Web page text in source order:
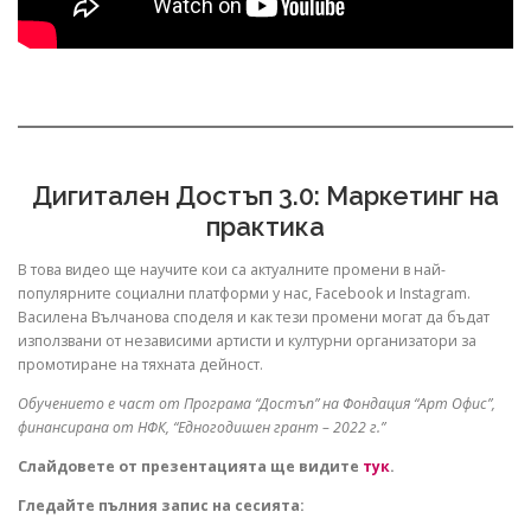
Дигитален Достъп 3.0: Маркетинг на
практика
В това видео ще научите кои са актуалните промени в най-
популярните социални платформи у нас, Facebook и Instagram.
Василена Вълчанова споделя и как тези промени могат да бъдат
използвани от независими артисти и културни организатори за
промотиране на тяхната дейност.
Обучението е част от Програма “Достъп” на Фондация “Арт Офис”,
финансирана от НФК, “Едногодишен грант – 2022 г.”
Слайдовете от презентацията ще видите тук.
Гледайте пълния запис на сесията: